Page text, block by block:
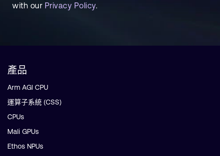
with our Privacy Policy.
產品
Arm AGI CPU
運算子系統 (CSS)
CPUs
Mali GPUs
Ethos NPUs